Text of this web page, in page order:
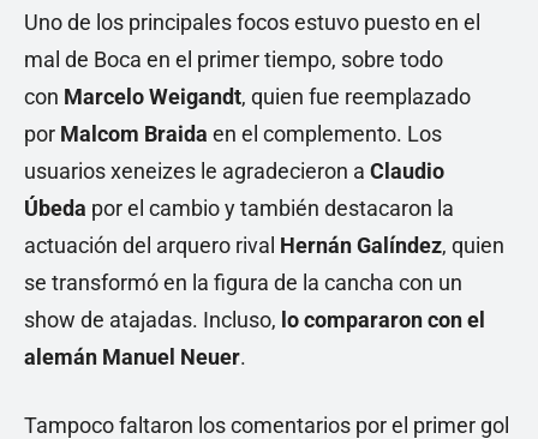
Uno de los principales focos estuvo puesto en el
mal de Boca en el primer tiempo, sobre todo
con Marcelo Weigandt, quien fue reemplazado
por Malcom Braida en el complemento. Los
usuarios xeneizes le agradecieron a Claudio
Úbeda por el cambio y también destacaron la
actuación del arquero rival Hernán Galíndez, quien
se transformó en la figura de la cancha con un
show de atajadas. Incluso, lo compararon con el
alemán Manuel Neuer.
Tampoco faltaron los comentarios por el primer gol